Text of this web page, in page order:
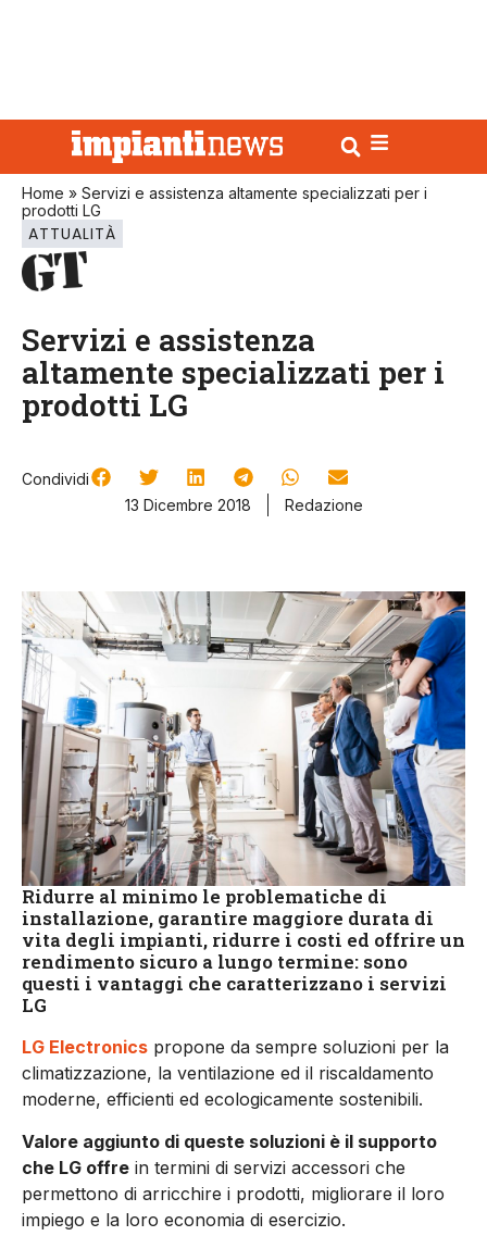
Home » Servizi e assistenza altamente specializzati per i
prodotti LG
ATTUALITÀ
Servizi e assistenza
altamente specializzati per i
prodotti LG
Condividi
13 Dicembre 2018
Redazione
Ridurre al minimo le problematiche di
installazione, garantire maggiore durata di
vita degli impianti, ridurre i costi ed offrire un
rendimento sicuro a lungo termine: sono
questi i vantaggi che caratterizzano i servizi
LG
LG Electronics propone da sempre soluzioni per la
climatizzazione, la ventilazione ed il riscaldamento
moderne, efficienti ed ecologicamente sostenibili.
Valore aggiunto di queste soluzioni è il supporto
che LG offre in termini di servizi accessori che
permettono di arricchire i prodotti, migliorare il loro
impiego e la loro economia di esercizio.